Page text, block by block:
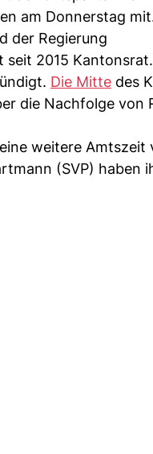
am Donnerstag
der Regierung
seit 2015 Kantonsrat.
Die Mitte des
die Nachfolge von
weitere
(SVP) haben